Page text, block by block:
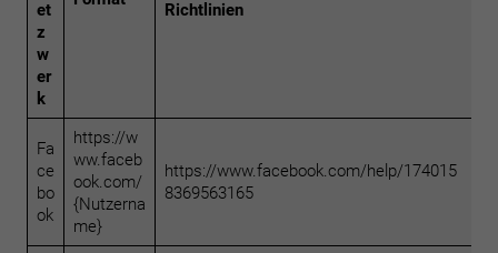
et
z
w
er
k
Richtlinien
Fa
ce
bo
ok
https://w
ww.faceb
ook.com/
{Nutzerna
me}
https://www.facebook.com/help/174015
8369563165